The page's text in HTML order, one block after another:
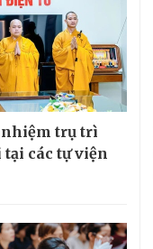
nhiệm trụ trì
tại các tự viện